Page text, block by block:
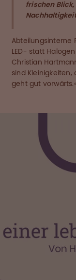
frischen
Abteilungsinterne
LED- statt
Christian
sind Kleinigkeiten,
geht gut